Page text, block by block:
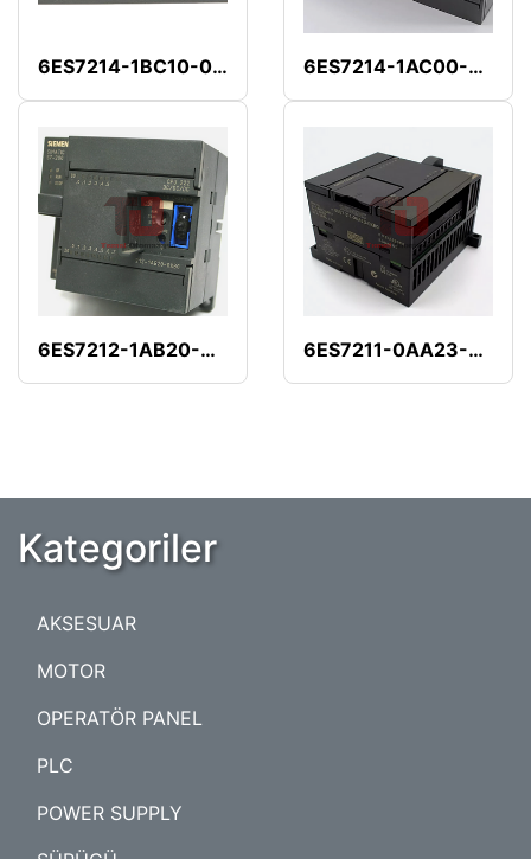
6ES7214-1BC10-0XB0 6ES7214-1AC00-0XB0
6ES7212-1AB20-0XB0 6ES7211-0AA23-0XB0
Kategoriler
AKSESUAR
MOTOR
OPERATÖR PANEL
PLC
POWER SUPPLY